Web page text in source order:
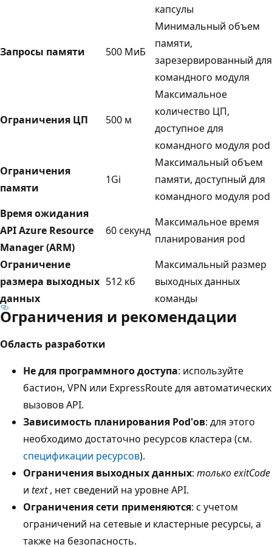
капсулы
Запросы памяти 500 МиБ
Минимальный объем
памяти,
зарезервированный для
командного модуля
Ограничения ЦП 500 м
Максимальное
количество ЦП,
доступное для
командного модуля pod
Ограничения
памяти
1Gi
Максимальный объем
памяти, доступный для
командного модуля pod
Время ожидания
API Azure Resource
Manager (ARM)
60 секунд
Максимальное время
планирования pod
Ограничение
размера выходных
данных
512 кб
Максимальный размер
выходных данных
команды
Ограничения и рекомендации
Область разработки
Не для программного доступа: используйте
бастион, VPN или ExpressRoute для автоматических
вызовов API.
Зависимость планирования Pod'ов: для этого
необходимо достаточно ресурсов кластера (см.
спецификации ресурсов).
Ограничения выходных данных: только exitCode
и text, нет сведений на уровне API.
Ограничения сети применяются: с учетом
ограничений на сетевые и кластерные ресурсы, а
также на безопасность.